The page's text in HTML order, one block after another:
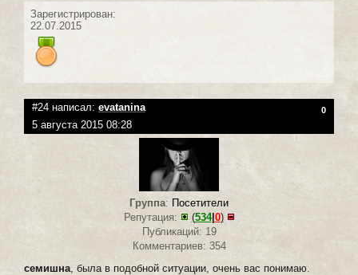
Зарегистрирован:
22.07.2015
#24 написал: evatanina 0
5 августа 2015 08:28
Группа: Посетители
Репутация:
(534|0)
Публикаций: 19
Комментариев: 354
семишна , была в подобной ситуации, очень вас понимаю.